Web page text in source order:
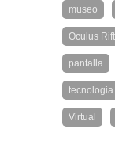
museo
Oculus Rift
pantalla
tecnologia
Virtual